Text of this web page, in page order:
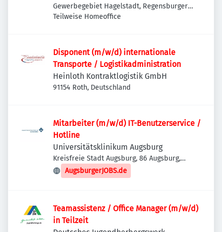
Gewerbegebiet Hagelstadt, Regensburger
Str. 23, 93095 Hagelstadt, Deutschland
Teilweise Homeoffice
Disponent (m/w/d) internationale
Transporte / Logistikadministration
Heinloth Kontraktlogistik GmbH
91154 Roth, Deutschland
Mitarbeiter (m/w/d) IT-Benutzerservice /
Hotline
Universitätsklinikum Augsburg
Kreisfreie Stadt Augsburg, 86 Augsburg,
Deutschland
AugsburgerJOBS.de
Teamassistenz / Office Manager (m/w/d)
in Teilzeit